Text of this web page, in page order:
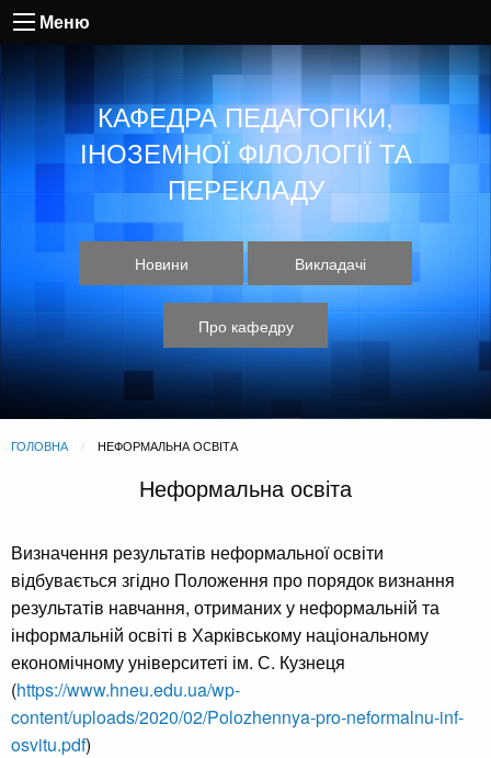
Меню
КАФЕДРА ПЕДАГОГІКИ,
ІНОЗЕМНОЇ ФІЛОЛОГІЇ ТА
ПЕРЕКЛАДУ
Новини Викладачі
Про кафедру
ГОЛОВНА CURRENT:
НЕФОРМАЛЬНА ОСВІТА
Неформальна освіта
Визначення результатів неформальної освіти
відбувається згідно Положення про порядок визнання
результатів навчання, отриманих у неформальній та
інформальній освіті в Харківському національному
економічному університеті ім. С. Кузнеця
(https://www.hneu.edu.ua/wp-
content/uploads/2020/02/Polozhennya-pro-neformalnu-inf-
osvitu.pdf)